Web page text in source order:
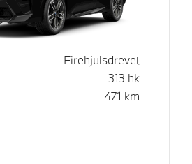
Firehjulsdrevet
313 hk
471 km